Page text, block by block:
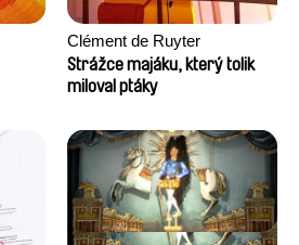
Clément de Ruyter
Strážce majáku, který tolik
miloval ptáky